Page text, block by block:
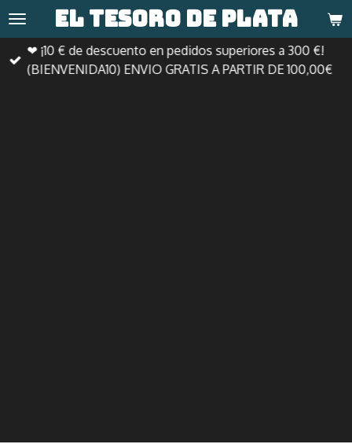
Ir
al
contenido
principal
El tesoro de plata
❤ ¡10 € de descuento en pedidos superiores a 300 €!
(BIENVENIDA10) ENVIO GRATIS A PARTIR DE 100,00€